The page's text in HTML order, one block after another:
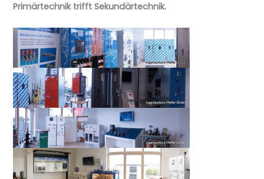
Primärtechnik trifft Sekundärtechnik.